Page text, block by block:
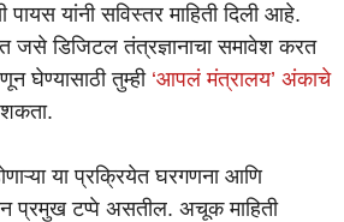
पायस यांनी सविस्तर माहिती दिली आहे.
जसे डिजिटल तंत्रज्ञानाचा समावेश करत
घेण्यासाठी तुम्ही ‘आपलं मंत्रालय’ अंकाचे
या प्रक्रियेत घरगणना आणि
प्रमुख टप्पे असतील. अचूक माहिती